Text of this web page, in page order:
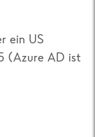
ein US
(Azure AD ist